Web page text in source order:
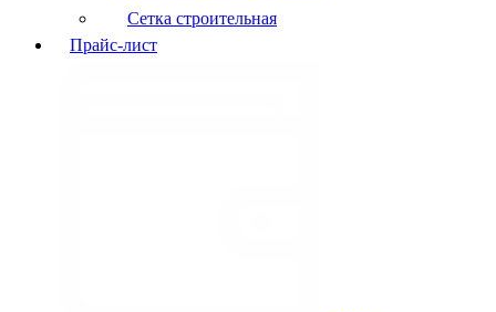
Сетка строительная
Прайс-лист